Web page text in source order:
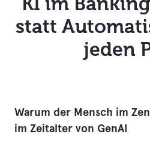
statt
jeden
Warum der Mensch im
im Zeitalter von GenAI